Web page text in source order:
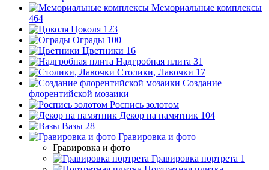
Мемориальные комплексы
464
Цоколя 123
Ограды 100
Цветники 16
Надгробная плита 31
Столики, Лавочки 17
Создание
флорентийской мозаики
Роспись золотом
Декор на памятник 104
Вазы 28
Гравировка и фото
Гравировка и фото
Гравировка портрета 1